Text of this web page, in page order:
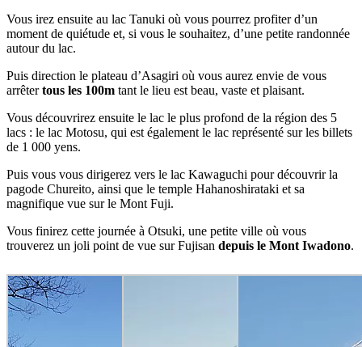
Vous irez ensuite au lac Tanuki où vous pourrez profiter d’un
moment de quiétude et, si vous le souhaitez, d’une petite randonnée
autour du lac.
Puis direction le plateau d’Asagiri où vous aurez envie de vous
arrêtertous les 100m tant le lieu est beau, vaste et plaisant.
Vous découvrirez ensuite le lac le plus profond de la région des 5
lacs : le lac Motosu, qui est également le lac représenté sur les billets
de 1 000 yens.
Puis vous vous dirigerez vers le lac Kawaguchi pour découvrir la
pagode Chureito, ainsi que le temple Hahanoshirataki et sa
magnifique vue sur le Mont Fuji.
Vous finirez cette journée à Otsuki, une petite ville où vous
trouverez un joli point de vue sur Fujisan depuis le Mont Iwadono.